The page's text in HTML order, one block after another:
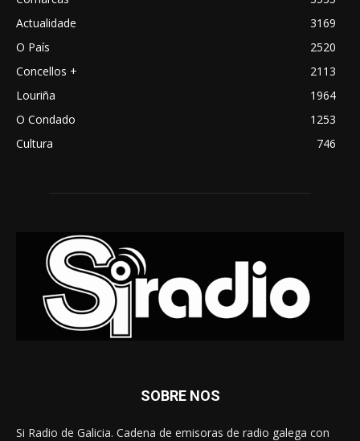
Actualidade
3169
O País
2520
Concellos +
2113
Louriña
1964
O Condado
1253
Cultura
746
SOBRE NOS
Si Radio de Galicia. Cadena de emisoras de radio galega con